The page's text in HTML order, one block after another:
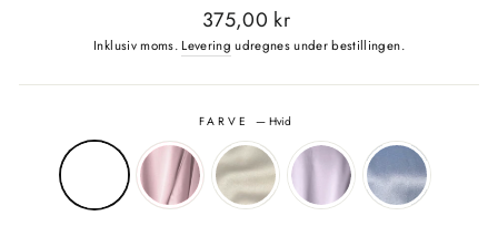
Normalpris
Tilbudspris
375,00 kr
Inklusiv moms. Levering udregnes under bestillingen.
FARVE—Hvid